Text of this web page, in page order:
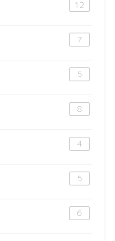
12
7
5
8
4
5
6